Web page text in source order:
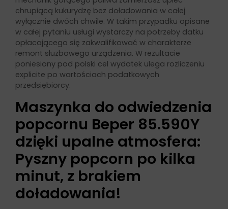
chrupiącą kukurydzę bez doładowania w całej
wyłącznie dwóch chwile. W takim przypadku opisane
w całej pytaniu usługi wystarczy na potrzeby datku
opłacającego się zakwalifikować w charakterze
remont służbowego urządzenia. W rezultacie
poniesiony pod polski cel wydatek ulega rozliczeniu
explicite po wartościach podatkowych
przedsiębiorcy.
Maszynka do odwiedzenia
popcornu Beper 85.590Y
dzięki upalne atmosfera:
Pyszny popcorn po kilka
minut, z brakiem
doładowania!